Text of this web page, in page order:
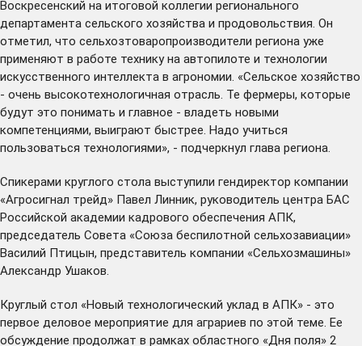
Воскресенский на итоговой коллегии регионального
департамента сельского хозяйства и продовольствия. Он
отметил, что сельхозтоваропроизводители региона уже
применяют в работе технику на автопилоте и технологии
искусственного интеллекта в агрономии. «Сельское хозяйство
- очень высокотехнологичная отрасль. Те фермеры, которые
будут это понимать и главное - владеть новыми
компетенциями, выиграют быстрее. Надо учиться
пользоваться технологиями», - подчеркнул глава региона.
Спикерами круглого стола выступили гендиректор компании
«Агросигнал трейд» Павел Линник, руководитель центра БАС
Российской академии кадрового обеспечения АПК,
председатель Совета «Союза беспилотной сельхозавиации»
Василий Птицын, представитель компании «Сельхозмашины»
Александр Ушаков.
Круглый стол «Новый технологический уклад в АПК» - это
первое деловое мероприятие для аграриев по этой теме. Ее
обсуждение продолжат в рамках областного «Дня поля» 2